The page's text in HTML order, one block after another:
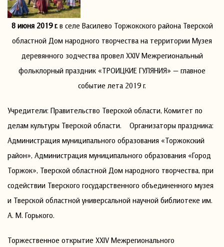
8 июня 2019 г.в селе Василево Торжокского района Тверской
областной Дом народного творчества на территории Музея
деревянного зодчества провел XXIV Межрегиональный
фольклорный праздник «ТРОИЦКИЕ ГУЛЯНИЯ» — главное
событие лета 2019 г.
Учредители: Правительство Тверской области, Комитет по
делам культуры Тверской области. Организаторы праздника:
Администрация муниципального образования «Торжокский
район», Администрация муниципального образования «Город
Торжок», Тверской областной Дом народного творчества, при
содействии Тверского государственного объединенного музея
и Тверской областной универсальной научной библиотеке им.
А. М. Горького.
Торжественное открытие XXIV Межрегионального